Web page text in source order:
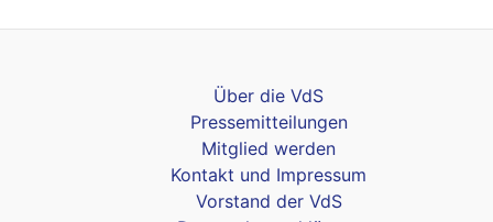
Über die VdS
Pressemitteilungen
Mitglied werden
Kontakt und Impressum
Vorstand der VdS